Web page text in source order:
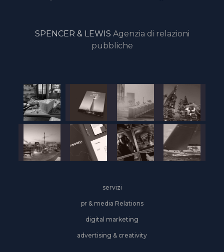
online
SPENCER & LEWIS Agenzia di relazioni
pubbliche
servizi
pr & media Relations
digital marketing
advertising & creativity